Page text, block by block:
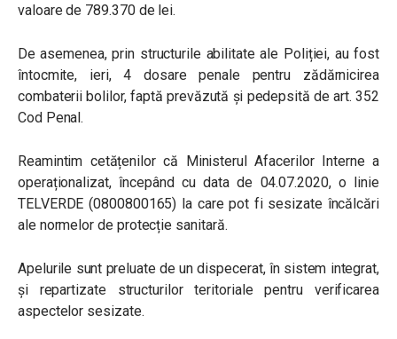
valoare de 789.370 de lei.
De asemenea, prin structurile abilitate ale Poliției, au fost
întocmite, ieri, 4 dosare penale pentru zădărnicirea
combaterii bolilor, faptă prevăzută și pedepsită de art. 352
Cod Penal.
Reamintim cetățenilor că Ministerul Afacerilor Interne a
operaționalizat, începând cu data de 04.07.2020, o linie
TELVERDE (0800800165) la care pot fi sesizate încălcări
ale normelor de protecție sanitară.
Apelurile sunt preluate de un dispecerat, în sistem integrat,
și repartizate structurilor teritoriale pentru verificarea
aspectelor sesizate.